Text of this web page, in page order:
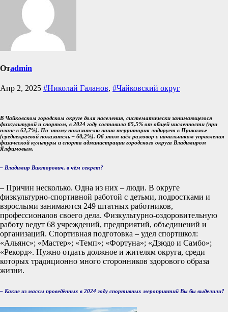
Отadmin
Апр 2, 2025 #Николай Галанов, #Чайковский округ
В Чайковском городском округе доля населения, систематически занимающегося
физкультурой и спортом, в 2024 году составила 65,5% от общей численности (при
плане в 62,7%). По этому показателю наша территория лидирует в Прикамье
(среднекраевой показатель – 60,2%). Об этом шёл разговор с начальником управления
физической культуры и спорта администрации городского округа Владимиром
Ялфимовым.
– Владимир Викторович, в чём секрет?
– Причин несколько. Одна из них – люди. В округе
физкультурно-спортивной работой с детьми, подростками и
взрослыми занимаются 249 штатных работников,
профессионалов своего дела. Физкультурно-оздоровительную
работу ведут 68 учреждений, предприятий, объединений и
организаций. Спортивная подготовка – удел спортшкол:
«Альянс»; «Мастер»; «Темп»; «Фортуна»; «Дзюдо и Самбо»;
«Рекорд». Нужно отдать должное и жителям округа, среди
которых традиционно много сторонников здорового образа
жизни.
– Какие из массы проведённых в 2024 году спортивных мероприятий Вы бы выделили?